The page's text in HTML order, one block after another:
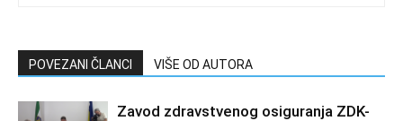
POVEZANI ČLANCI VIŠE OD AUTORA
Zavod zdravstvenog osiguranja ZDK-